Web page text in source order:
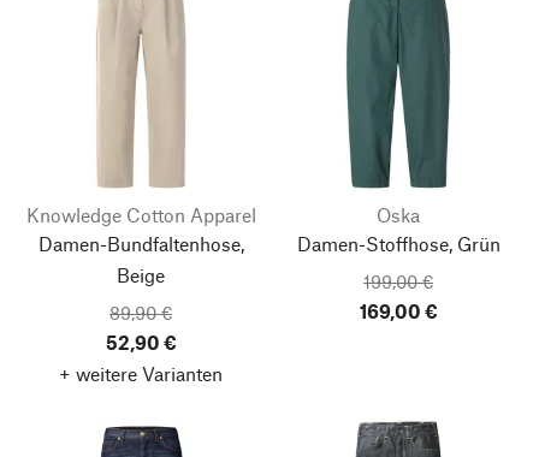
Knowledge Cotton Apparel
Damen-Bundfaltenhose,
Beige
89,90 €
52,90 €
+ weitere Varianten
Oska
Damen-Stoffhose, Grün
199,00 €
169,00 €